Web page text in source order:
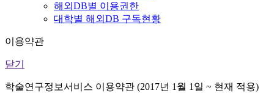
해외DB별 이용권한
대학별 해외DB 구독현황
이용약관
닫기
학술연구정보서비스 이용약관 (2017년 1월 1일 ~ 현재 적용)